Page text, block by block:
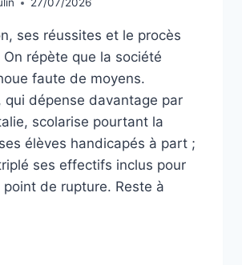
27/07/2026
ses réussites et le procès
répète que la société
faute de moyens.
qui dépense davantage par
scolarise pourtant la
élèves handicapés à part ;
ses effectifs inclus pour
de rupture. Reste à